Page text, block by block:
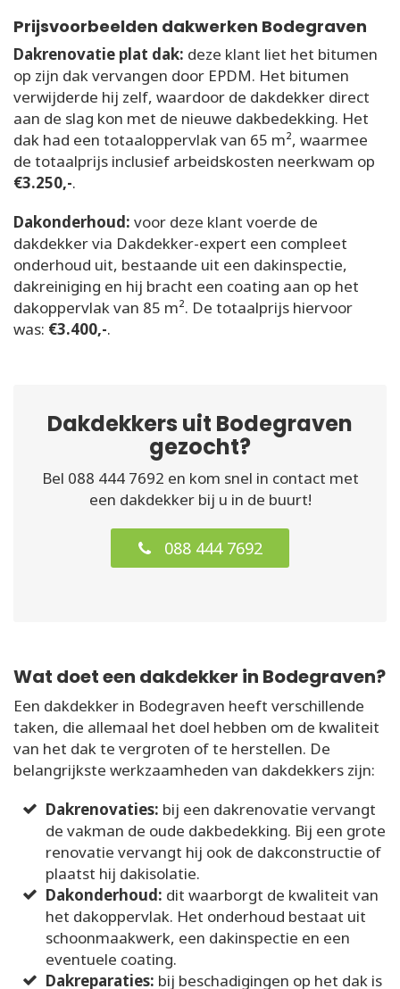
Prijsvoorbeelden dakwerken Bodegraven
Dakrenovatie plat dak: deze klant liet het bitumen
op zijn dak vervangen door EPDM. Het bitumen
verwijderde hij zelf, waardoor de dakdekker direct
aan de slag kon met de nieuwe dakbedekking. Het
dak had een totaaloppervlak van 65 m², waarmee
de totaalprijs inclusief arbeidskosten neerkwam op
€3.250,-.
Dakonderhoud: voor deze klant voerde de
dakdekker via Dakdekker-expert een compleet
onderhoud uit, bestaande uit een dakinspectie,
dakreiniging en hij bracht een coating aan op het
dakoppervlak van 85 m². De totaalprijs hiervoor
was: €3.400,-.
Dakdekkers uit Bodegraven
gezocht?
Bel 088 444 7692 en kom snel in contact met
een dakdekker bij u in de buurt!
088 444 7692
Wat doet een dakdekker in Bodegraven?
Een dakdekker in Bodegraven heeft verschillende
taken, die allemaal het doel hebben om de kwaliteit
van het dak te vergroten of te herstellen. De
belangrijkste werkzaamheden van dakdekkers zijn:
Dakrenovaties: bij een dakrenovatie vervangt
de vakman de oude dakbedekking. Bij een grote
renovatie vervangt hij ook de dakconstructie of
plaatst hij dakisolatie.
Dakonderhoud: dit waarborgt de kwaliteit van
het dakoppervlak. Het onderhoud bestaat uit
schoonmaakwerk, een dakinspectie en een
eventuele coating.
Dakreparaties: bij beschadigingen op het dak is